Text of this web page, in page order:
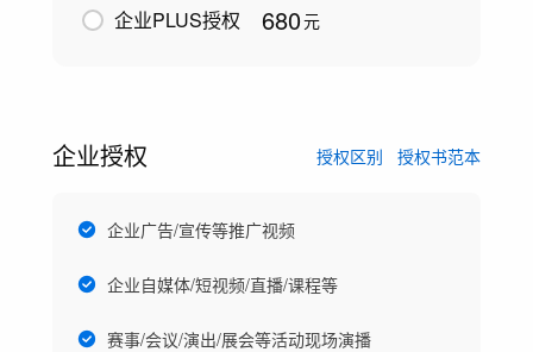
企业PLUS授权 680元
企业授权 授权区别 授权书范本
企业广告/宣传等推广视频
企业自媒体/短视频/直播/课程等
赛事/会议/演出/展会等活动现场演播